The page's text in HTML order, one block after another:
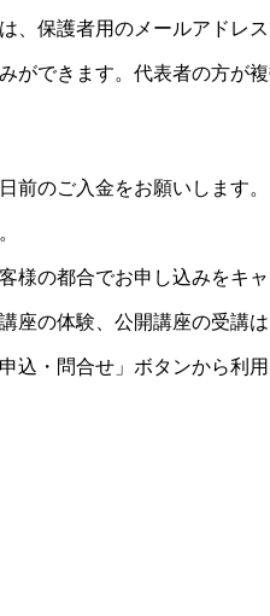
保護者用のメールアドレ
できます。代表者の方が
のご入金をお願いします。
の都合でお申し込みをキ
の体験、公開講座の受講
・問合せ」ボタンから利